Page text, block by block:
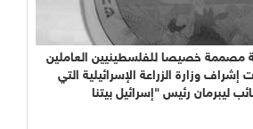
مصممة خصيصا للفلسطينيين العاملين
وزارة الزراعة الإسرائيلية التي